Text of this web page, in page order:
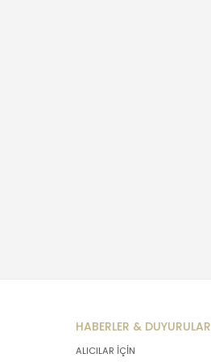
HABERLER & DUYURULAR
ALICILAR İÇİN